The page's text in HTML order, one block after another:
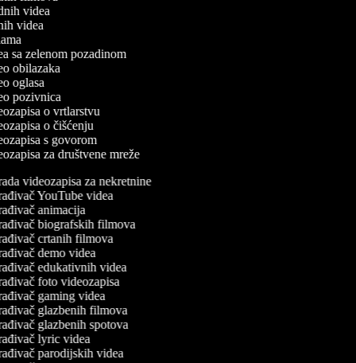
videa
videa
sa zelenom pozadinom
obilazaka
oglasa
pozivnica
o vrtlarstvu
o čišćenju
s govorom
za društvene mreže
videozapisa za nekretnine
YouTube videa
animacija
biografskih filmova
crtanih filmova
demo videa
edukativnih videa
foto videozapisa
gaming videa
glazbenih filmova
glazbenih spotova
lyric videa
parodijskih videa